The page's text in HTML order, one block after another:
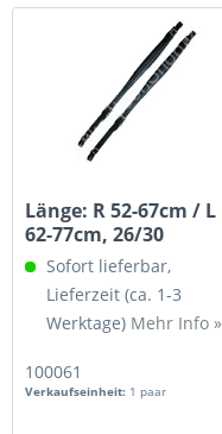
Länge: R 52-67cm / L
62-77cm, 26/30
Kunstleder...
Sofort lieferbar,
Lieferzeit (ca. 1-3
Werktage) Mehr Info »
100061
Verkaufseinheit: 1 paar